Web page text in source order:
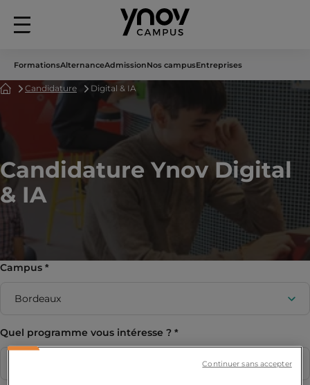
Menu
FormationsAlternanceAdmissionNos campusEntreprises
AccueilCandidature Digital & IA
Candidature Ynov Digital
& IA
Campus
Quel programme vous intéresse ?
Continuer sans accepter